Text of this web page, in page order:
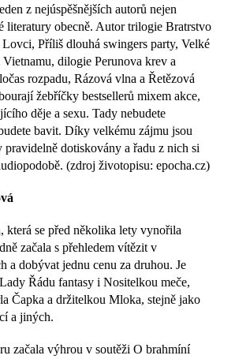
z nejúspěšnějších autorů nejen
literatury obecně. Autor trilogie Bratrstvo
Příliš dlouhá swingers party, Velké
dilogie Perunova krev a
rozpadu, Rázová vlna a Řetězová
žebříčky bestsellerů mixem akce,
děje a sexu. Tady nebudete
bavit. Díky velkému zájmu jsou
dotiskovány a řadu z nich si
(zdroj životopisu: epocha.cz)
která se před několika lety vynořila
začala s přehledem vítězit v
a dobývat jednu cenu za druhou. Je
Řádu fantasy i Nositelkou meče,
Čapka a držitelkou Mloka, stejně jako
a jiných.
začala výhrou v soutěži O brahmíní